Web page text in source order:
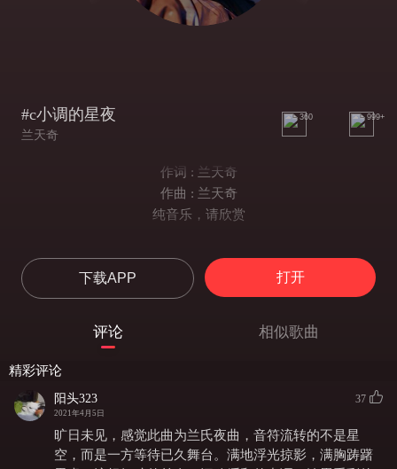
#c小调的星夜
兰天奇
360 999+
作词 : 兰天奇
作曲 : 兰天奇
纯音乐，请欣赏
下载APP 打开
评论 相似歌曲
精彩评论
阳头323
2021年4月5日
37
旷日未见，感觉此曲为兰氏夜曲，音符流转的不是星
空，而是一方等待已久舞台。满地浮光掠影，满胸踌躇